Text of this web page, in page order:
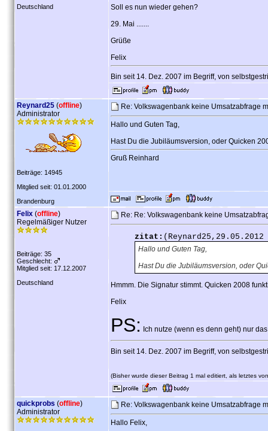
Deutschland
Soll es nun wieder gehen?
29. Mai .......
Grüße
Felix
Bin seit 14. Dez. 2007 im Begriff, von
Reynard25 (offline)
Administrator
Beiträge: 14945
Mitglied seit: 01.01.2000
Brandenburg
Re: Volkswagenbank keine Umsatzabfrage
Hallo und Guten Tag,
Hast Du die Jubiläumsversion, oder Quicken
Gruß Reinhard
Felix (offline)
Regelmäßiger Nutzer
Beiträge: 35
Geschlecht:
Mitglied seit: 17.12.2007
Deutschland
Re: Re: Volkswagenbank keine
zitat:
Hallo und Guten Tag,
Hast Du die Jubiläumsversion, oder
Hmmm. Die Signatur stimmt. Quicken 2008
Felix
PS: Ich nutze (wenn es denn geht) nur
Bin seit 14. Dez. 2007 im Begriff, von
(Bisher wurde dieser Beitrag 1 mal editiert, als letztes
quickprobs (offline)
Administrator
Re: Volkswagenbank keine Umsatzabfrage
Hallo Felix,